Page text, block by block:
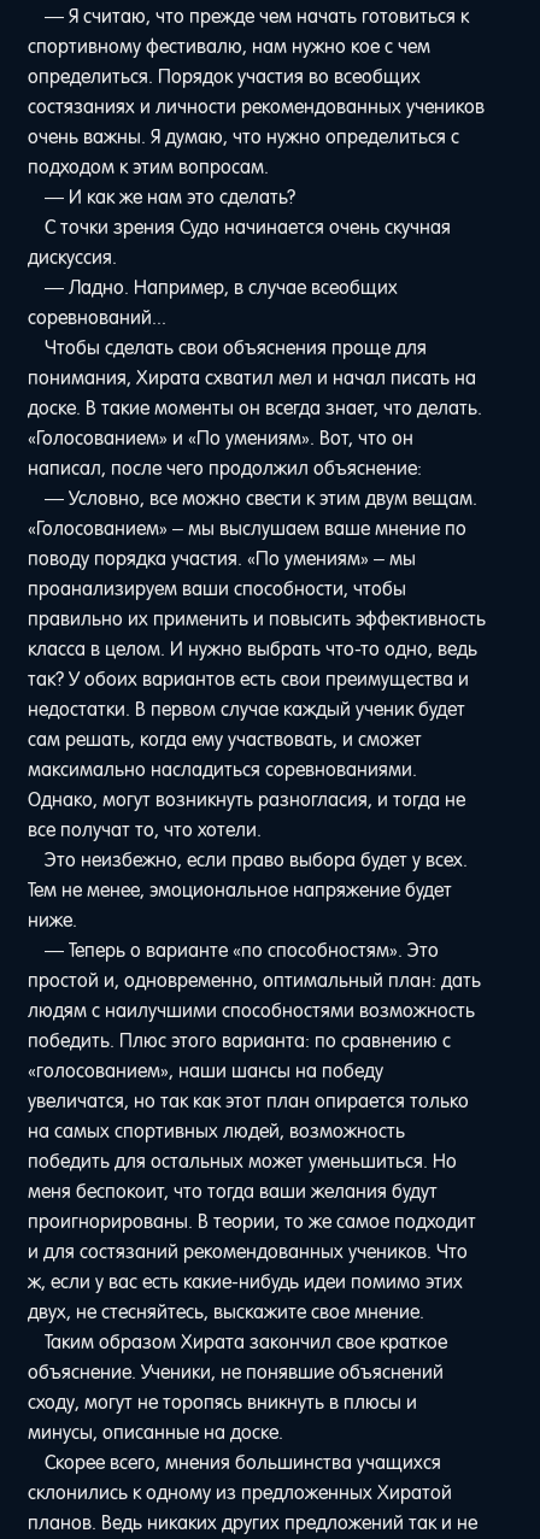
— Я считаю, что прежде чем начать готовиться к
спортивному фестивалю, нам нужно кое с чем
определиться. Порядок участия во всеобщих
состязаниях и личности рекомендованных учеников
очень важны. Я думаю, что нужно определиться с
подходом к этим вопросам.
— И как же нам это сделать?
С точки зрения Судо начинается очень скучная
дискуссия.
— Ладно. Например, в случае всеобщих
соревнований...
Чтобы сделать свои объяснения проще для
понимания, Хирата схватил мел и начал писать на
доске. В такие моменты он всегда знает, что делать.
«Голосованием» и «По умениям». Вот, что он
написал, после чего продолжил объяснение:
— Условно, все можно свести к этим двум вещам.
«Голосованием» – мы выслушаем ваше мнение по
поводу порядка участия. «По умениям» – мы
проанализируем ваши способности, чтобы
правильно их применить и повысить эффективность
класса в целом. И нужно выбрать что-то одно, ведь
так? У обоих вариантов есть свои преимущества и
недостатки. В первом случае каждый ученик будет
сам решать, когда ему участвовать, и сможет
максимально насладиться соревнованиями.
Однако, могут возникнуть разногласия, и тогда не
все получат то, что хотели.
Это неизбежно, если право выбора будет у всех.
Тем не менее, эмоциональное напряжение будет
ниже.
— Теперь о варианте «по способностям». Это
простой и, одновременно, оптимальный план: дать
людям с наилучшими способностями возможность
победить. Плюс этого варианта: по сравнению с
«голосованием», наши шансы на победу
увеличатся, но так как этот план опирается только
на самых спортивных людей, возможность
победить для остальных может уменьшиться. Но
меня беспокоит, что тогда ваши желания будут
проигнорированы. В теории, то же самое подходит
и для состязаний рекомендованных учеников. Что
ж, если у вас есть какие-нибудь идеи помимо этих
двух, не стесняйтесь, выскажите свое мнение.
Таким образом Хирата закончил свое краткое
объяснение. Ученики, не понявшие объяснений
сходу, могут не торопясь вникнуть в плюсы и
минусы, описанные на доске.
Скорее всего, мнения большинства учащихся
склонились к одному из предложенных Хиратой
планов. Ведь никаких других предложений так и не